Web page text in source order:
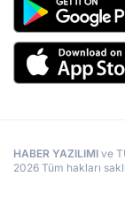
HABER YAZILIMI ve
2026 Tüm hakları